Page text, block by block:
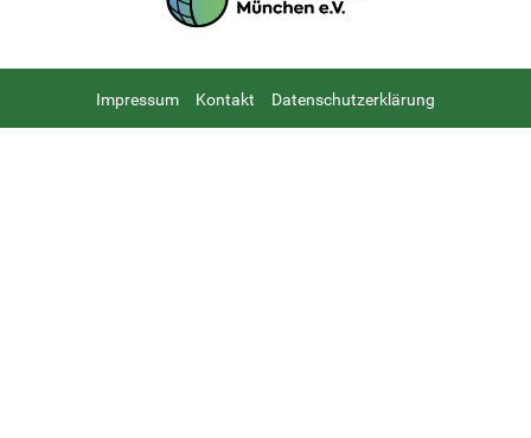
Footer
menu
Impressum Kontakt Datenschutzerklärung